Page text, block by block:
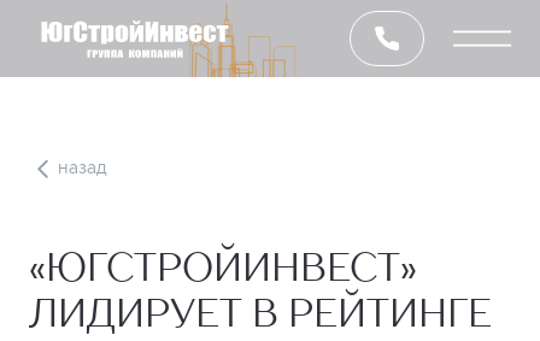
назад
«ЮГСТРОЙИНВЕСТ»
ЛИДИРУЕТ В РЕЙТИНГЕ